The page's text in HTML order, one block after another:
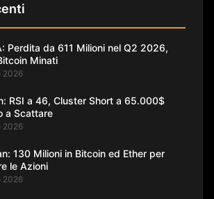
Perdita da 611 Milioni nel Q2 2026,
Minati
2026
RSI a 46, Cluster Short a 65.000$
a Scattare
2026
130 Milioni in Bitcoin ed Ether per
le Azioni
2026